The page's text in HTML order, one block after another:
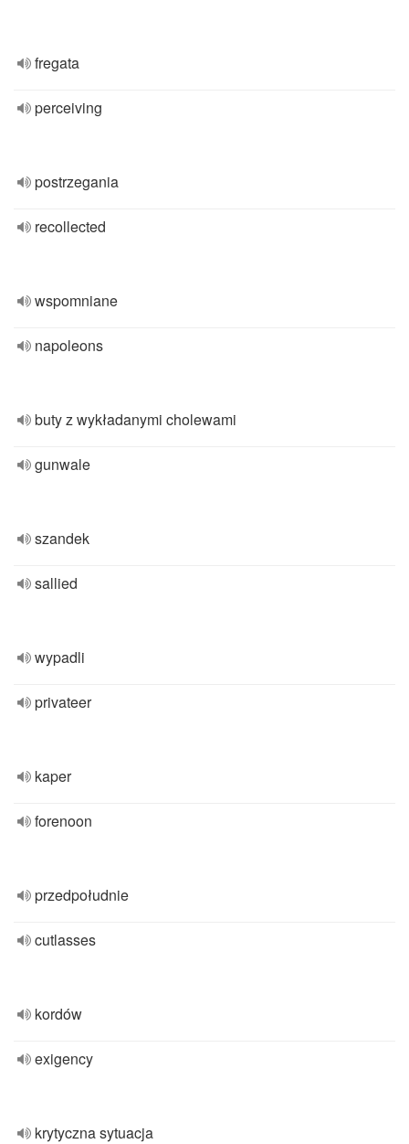
fregata
perceiving
postrzegania
recollected
wspomniane
napoleons
buty z wykładanymi cholewami
gunwale
szandek
sallied
wypadli
privateer
kaper
forenoon
przedpołudnie
cutlasses
kordów
exigency
krytyczna sytuacja